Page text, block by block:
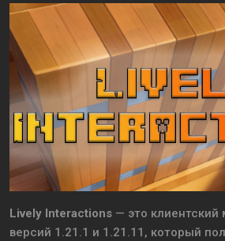
Lively Interactions — это
версий 1.21.1 и 1.21.11, который